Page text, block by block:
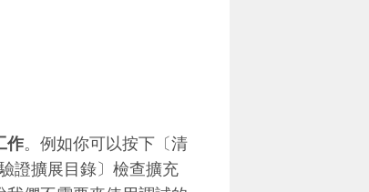
作。例如你可以按下〔清
證擴展目錄〕檢查擴充